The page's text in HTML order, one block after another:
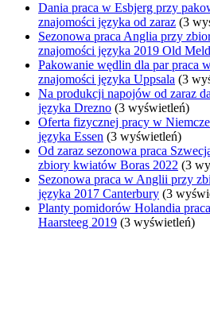
Dania praca w Esbjerg przy
znajomości języka od zaraz (3
Sezonowa praca Anglia przy
znajomości języka 2019 Old
Pakowanie wędlin dla par praca
znajomości języka Uppsala (3
Na produkcji napojów od zaraz
języka Drezno (3 wyświetleń)
Oferta fizycznej pracy w
języka Essen (3 wyświetleń)
Od zaraz sezonowa praca
zbiory kwiatów Boras 2022 (3
Sezonowa praca w Anglii przy
języka 2017 Canterbury (3
Planty pomidorów Holandia
Haarsteeg 2019 (3 wyświetleń)